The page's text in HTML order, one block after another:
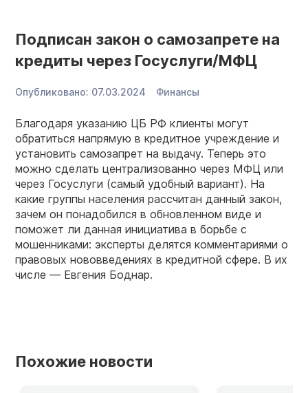
Подписан закон о самозапрете на
кредиты через Госуслуги/МФЦ
Опубликовано: 07.03.2024 Финансы
Благодаря указанию ЦБ РФ клиенты могут
обратиться напрямую в кредитное учреждение и
установить самозапрет на выдачу. Теперь это
можно сделать централизованно через МФЦ или
через Госуслуги (самый удобный вариант). На
какие группы населения рассчитан данный закон,
зачем он понадобился в обновленном виде и
поможет ли данная инициатива в борьбе с
мошенниками: эксперты делятся комментариями о
правовых нововведениях в кредитной сфере. В их
числе — Евгения Боднар.
Похожие новости